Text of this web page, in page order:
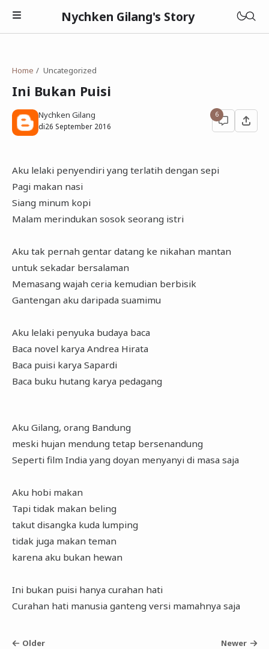
Nychken Gilang's Story
Pendidikan
Cerpen
Home Uncategorized
Ini Bukan Puisi
Nychken Gilang
di26 September 2016
6
Aku lelaki penyendiri yang terlatih dengan sepi
Pagi makan nasi
Siang minum kopi
Malam merindukan sosok seorang istri
Aku tak pernah gentar datang ke nikahan mantan
untuk sekadar bersalaman
Memasang wajah ceria kemudian berbisik
Gantengan aku daripada suamimu
Aku lelaki penyuka budaya baca
Baca novel karya Andrea Hirata
Baca puisi karya Sapardi
Baca buku hutang karya pedagang
Aku Gilang, orang Bandung
meski hujan mendung tetap bersenandung
Seperti film India yang doyan menyanyi di masa saja
Aku hobi makan
Tapi tidak makan beling
takut disangka kuda lumping
tidak juga makan teman
karena aku bukan hewan
Ini bukan puisi hanya curahan hati
Curahan hati manusia ganteng versi mamahnya saja
Older Newer